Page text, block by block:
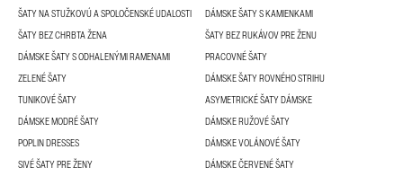
ŠATY NA STUŽKOVÚ A SPOLOČENSKÉ UDALOSTI
DÁMSKE ŠATY S KAMIENKAMI
ŠATY BEZ CHRBTA ŽENA
ŠATY BEZ RUKÁVOV PRE ŽENU
DÁMSKE ŠATY S ODHALENÝMI RAMENAMI
PRACOVNÉ ŠATY
ZELENÉ ŠATY
DÁMSKE ŠATY ROVNÉHO STRIHU
TUNIKOVÉ ŠATY
ASYMETRICKÉ ŠATY DÁMSKE
DÁMSKE MODRÉ ŠATY
DÁMSKE RUŽOVÉ ŠATY
POPLIN DRESSES
DÁMSKE VOLÁNOVÉ ŠATY
SIVÉ ŠATY PRE ŽENY
DÁMSKE ČERVENÉ ŠATY